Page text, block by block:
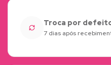
Troca por
7 dias após